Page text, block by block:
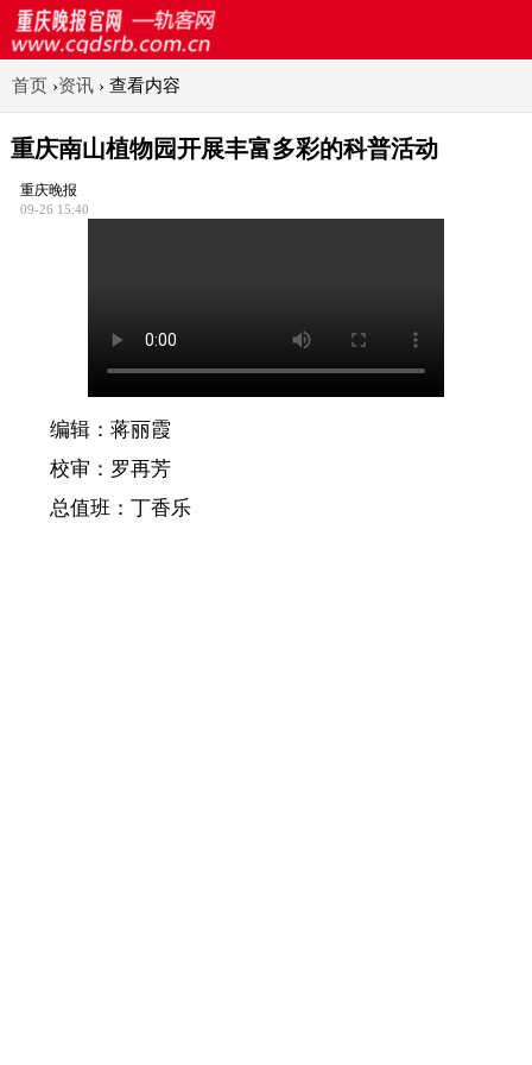
首页 ›资讯 › 查看内容
重庆南山植物园开展丰富多彩的科普活动
重庆晚报
09-26 15:40
编辑：蒋丽霞
校审：罗再芳
总值班：丁香乐